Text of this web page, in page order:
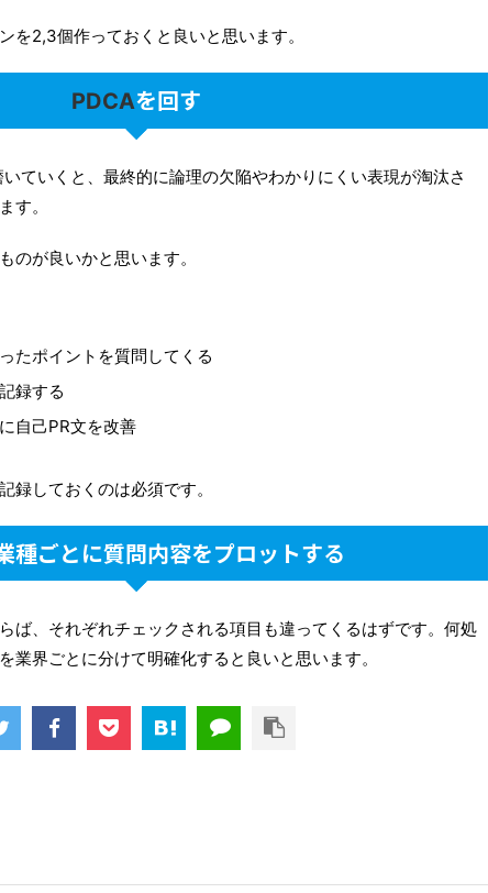
を2,3個作っておくと良いと思います。
PDCAを回す
ていくと、最終的に論理の欠陥やわかりにくい表現が淘汰さ
す。
のが良いかと思います。
たポイントを質問してくる
録する
自己PR文を改善
録しておくのは必須です。
種ごとに質問内容をプロットする
ば、それぞれチェックされる項目も違ってくるはずです。何処
業界ごとに分けて明確化すると良いと思います。